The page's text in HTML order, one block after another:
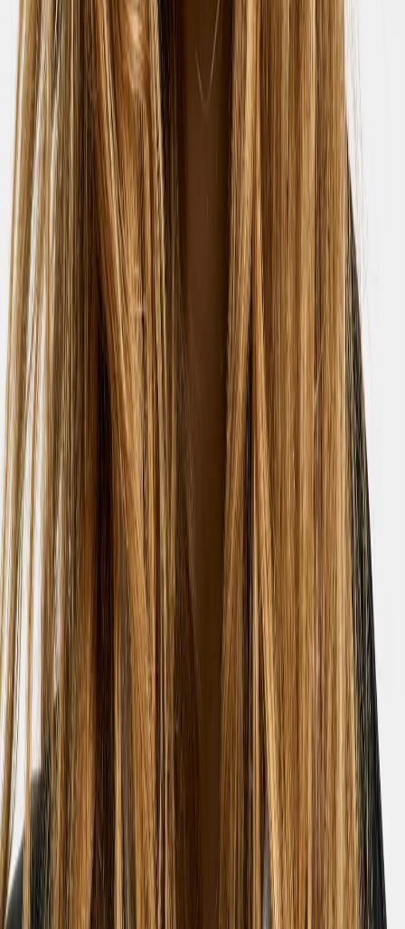
03.07.2026
Ostin tämän ystävän suosituksesta ja olen ollut tyytyväinen.
🇬🇧 Anonymous Translated from Show original